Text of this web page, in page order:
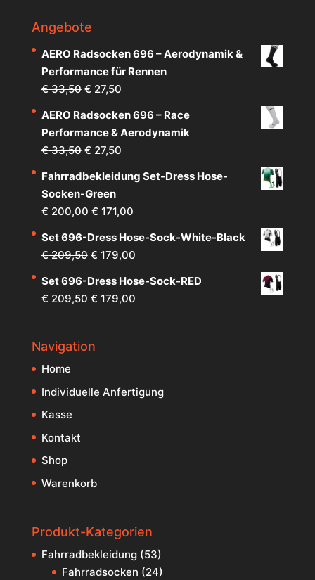
Angebote
AERO Radsocken 696 – Aerodynamik &
Performance für Rennen
€33,50 Ursprünglicher
war:
€ 33,50
€ 27,50Aktueller
ist:
€ 27,50.
AERO Radsocken 696 – Race
Performance & Aerodynamik
€33,50 Ursprünglicher
war:
€ 33,50
€ 27,50Aktueller
ist:
Fahrradbekleidung Set-Dress Hose-
Socken-Green
€200,00 Ursprünglicher
war:
€ 200,00
€ 171,00Aktueller
ist:
€ 171,00.
Set 696-Dress Hose-Sock-White-Black
€209,50 Ursprünglicher
war:
€ 209,50
€ 179,00Aktueller
ist:
Set 696-Dress Hose-Sock-RED
€209,50 Ursprünglicher
€ 209,50
€ 179,00Aktueller
Navigation
Home
Individuelle Anfertigung
Kasse
Kontakt
Shop
Warenkorb
Produkt-Kategorien
Fahrradbekleidung (53)
Fahrradsocken (24)